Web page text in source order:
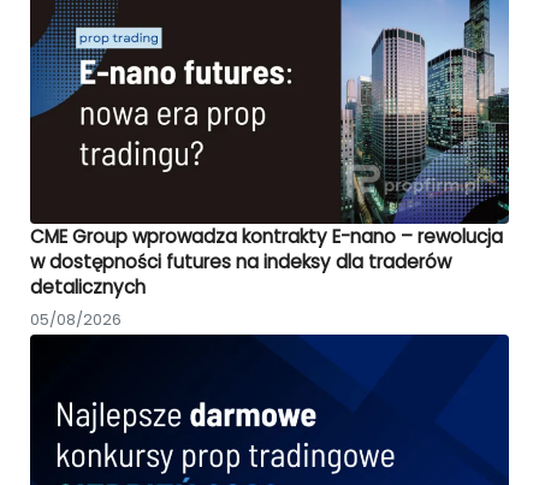
CME Group wprowadza kontrakty E-nano – rewolucja
w dostępności futures na indeksy dla traderów
detalicznych
05/08/2026